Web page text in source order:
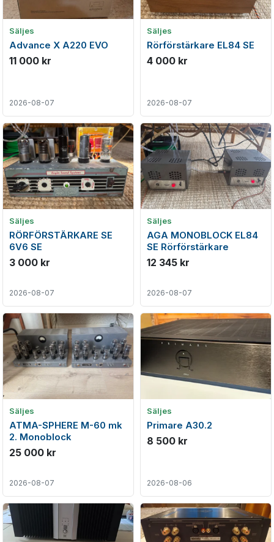
Säljes
Advance X A220 EVO
11 000 kr
2026-08-07
Säljes
Rörförstärkare EL84 SE
4 000 kr
2026-08-07
Säljes
RÖRFÖRSTÄRKARE SE
6V6 SE
3 000 kr
2026-08-07
Säljes
AGA MONOBLOCK EL84
SE Rörförstärkare
12 345 kr
2026-08-07
Säljes
ATMA-SPHERE M-60 mk
2. Monoblock
25 000 kr
2026-08-07
Säljes
Primare A30.2
8 500 kr
2026-08-06